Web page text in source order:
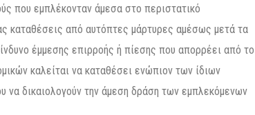
που εμπλέκονταν άμεσα στο περιστατικό
καταθέσεις από αυτόπτες μάρτυρες αμέσως μετά τα
έμμεσης επιρροής ή πίεσης που απορρέει από το
καλείται να καταθέσει ενώπιον των ίδιων
να δικαιολογούν την άμεση δράση των εμπλεκόμενων